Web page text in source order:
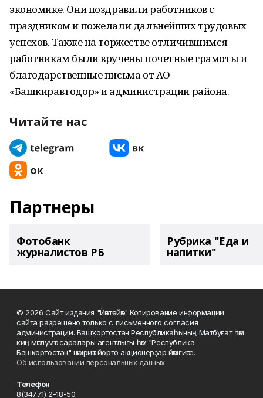
экономике. Они поздравили работников с
праздником и пожелали дальнейших трудовых
успехов. Также на торжестве отличившимся
работникам были вручены почетные грамоты и
благодарственные письма от АО
«Башкиравтодор» и администрации района.
Читайте нас
Партнеры
Фотобанк
журналистов РБ
Рубрика "Еда и
напитки"
© 2026 Сайт издания "Йәнтөйәк" Копирование информации
сайта разрешено только с письменного согласия
администрации. Башҡортостан Республикаһының Матбуғат һәм
киң мәғлүмәт саралары агентлығы һәм "Республика
Башкортостан" нәшриәт йорто акционерҙар йәмғиәте.
Об использовании персональных данных
Телефон
8(34771) 2-18-50